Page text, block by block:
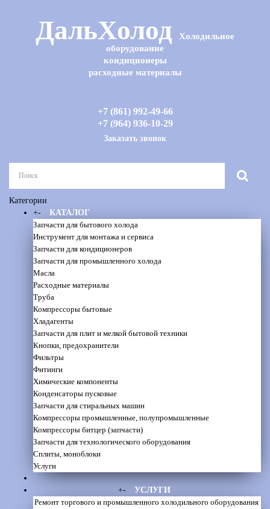
ДальХолод
Холодильное
оборудование
кондиционеры
расходные материалы
+7 (861) 992-49-66
+7 (964) 936-10-29
Заказать звонок
Категории
+-
КАТАЛОГ
Запчасти для бытового холода
Инструмент для монтажа и сервиса
Запчасти для кондиционеров
Запчасти для промышленного холода
Масла
Расходные материалы
Труба
Компрессоры бытовые
Хладагенты
Запчасти для плит и мелкой бытовой техники
Кнопки, предохранители
Фильтры
Фитинги
Химические компоненты
Конденсаторы пусковые
Запчасти для стиральных машин
Компрессоры промышленные, полупромышленные
Компрессоры битцер (запчасти)
Запчасти для технологического оборудования
Сплиты, моноблоки
Услуги
+-
УСЛУГИ
Ремонт торгового и промышленного холодильного оборудования